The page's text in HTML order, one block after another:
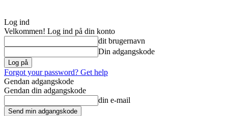
Log ind
Velkommen! Log ind på din konto
dit brugernavn
Din adgangskode
Forgot your password? Get help
Gendan adgangskode
Gendan din adgangskode
din e-mail